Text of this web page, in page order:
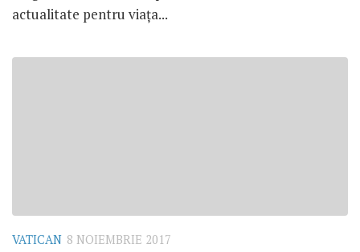
actualitate pentru viața...
VATICAN 8 NOIEMBRIE 2017